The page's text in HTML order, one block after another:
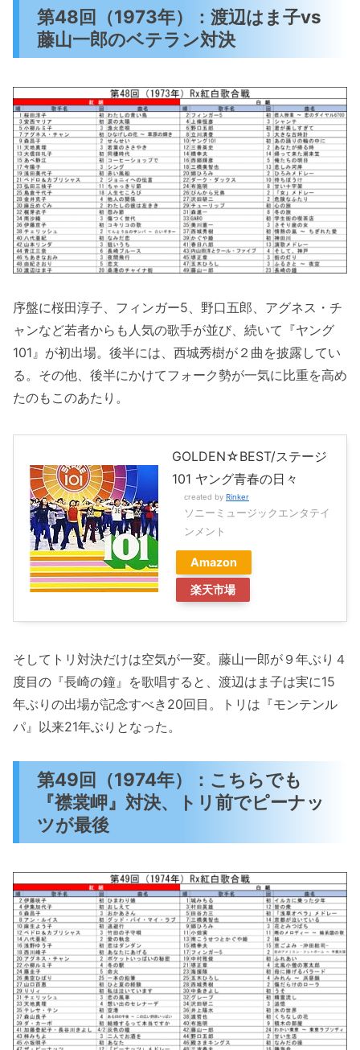
第48回（1973年）：渡辺はま子vs
藤山一郎のベテラン対決
序盤に桜田淳子、フィンガー5、野口五郎、アグネス・チ
ャンなど若者からも人気の歌手が並び、続いて『ヤング
101』が初出場。後半には、西城秀樹が２曲を披露してい
る。その他、後半にかけてフォーク勢が一気に比重を高め
たのもこのあたり。
GOLDEN☆BEST/ステージ
101 ヤング青春の日々
created by Rinker
ソニーミュージックエンタテイ
ンメント
Amazon
楽天市場
そしてトリ対決だけは空気が一変。藤山一郎が９年ぶり４
度目の『長崎の鐘』を歌唱すると、渡辺はま子は実に15
年ぶりの出場が記念すべき20回目。トリは『モンテンル
パ』以来21年ぶりとなった。
第49回（1974年）：こちらでも
『襟裳岬』対決、トリ前でピーナッ
ツが最後